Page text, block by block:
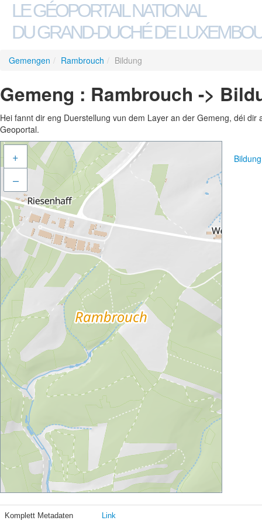
LE GÉOPORTAIL NATIONAL
DU GRAND-DUCHÉ DE
Gemengen / Rambrouch / Bildung
Gemeng : Rambrouch ->
Hei fannt dir eng Duerstellung vun dem Layer an der Gemeng, déi
Geoportal.
+
–
Komplett Metadaten Link